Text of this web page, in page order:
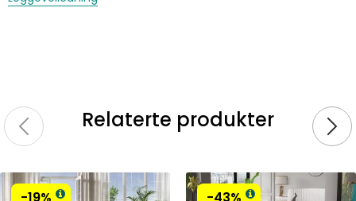
Relaterte produkter
-19% -43%